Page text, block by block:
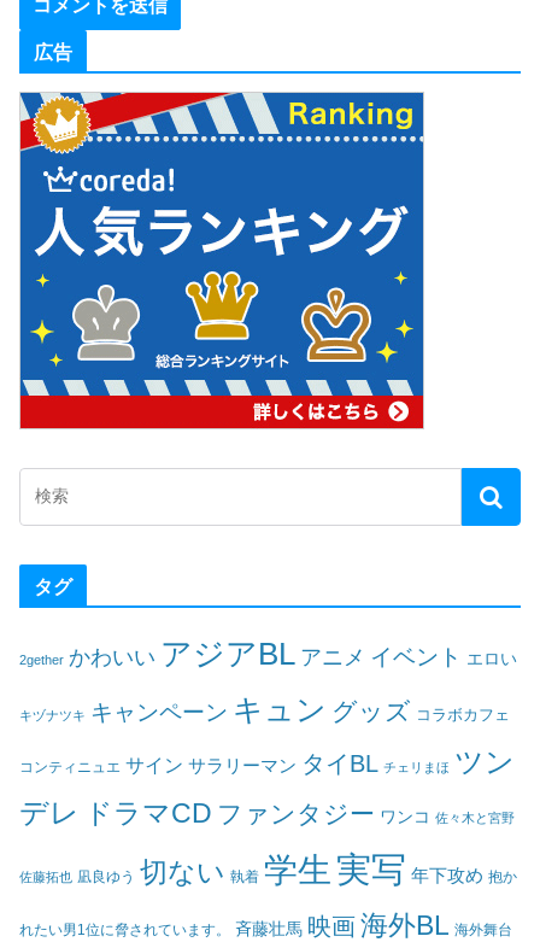
広告
タグ
2gether かわいい アジアBL アニメ イベント エロい
キヅナツキ キャンペーン キュン グッズ コラボカフェ
コンティニュエ サイン サラリーマン タイBL チェリまほ ツン
デレ ドラマCD ファンタジー ワンコ 佐々木と宮野
佐藤拓也 凪良ゆう 切ない 執着 学生 実写 年下攻め 抱か
れたい男1位に脅されています。 斉藤壮馬 映画海外BL 海外舞台